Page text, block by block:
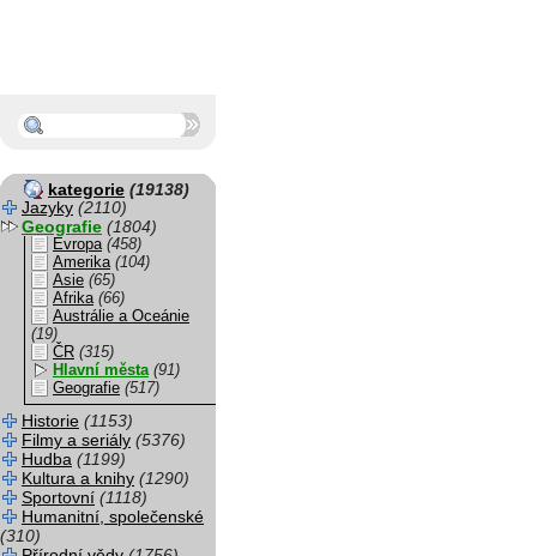
kategorie (19138)
Jazyky (2110)
Geografie (1804)
Evropa (458)
Amerika (104)
Asie (65)
Afrika (66)
Austrálie a Oceánie
(19)
ČR (315)
Hlavní města (91)
Geografie (517)
Historie (1153)
Filmy a seriály (5376)
Hudba (1199)
Kultura a knihy (1290)
Sportovní (1118)
Humanitní, společenské
(310)